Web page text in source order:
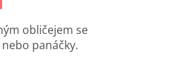
obličejem se
panáčky.